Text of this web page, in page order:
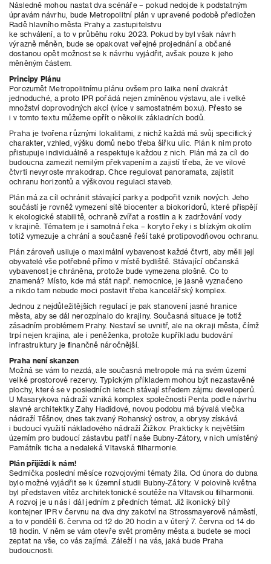
Následně mohou nastat dva scénáře – pokud nedojde k podstatným
úpravám návrhu, bude Metropolitní plán v upravené podobě předložen
Radě hlavního města Prahy a zastupitelstvu
ke schválení, a to v průběhu roku 2023. Pokud by byl však návrh
výrazně měněn, bude se opakovat veřejné projednání a občané
dostanou opět možnost se k návrhu vyjádřit, avšak pouze k jeho
měněným částem.
Principy Plánu
Porozumět Metropolitnímu plánu ovšem pro laika není dvakrát
jednoduché, a proto IPR pořádá nejen zmíněnou výstavu, ale i velké
množství doprovodných akcí (více v samostatném boxu). Přesto se
i v tomto textu můžeme opřít o několik základních bodů.
Praha je tvořena různými lokalitami, z nichž každá má svůj specifický
charakter, vzhled, výšku domů nebo třeba šířku ulic. Plán k nim proto
přistupuje individuálně a respektuje každou z nich. Plán má za cíl do
budoucna zamezit nemilým překvapením a zajistí třeba, že ve vilové
čtvrti nevyroste mrakodrap. Chce regulovat panoramata, zajistit
ochranu horizontů a výškovou regulaci staveb.
Plán má za cíl ochránit stávající parky a podpořit vznik nových. Jeho
součástí je rovněž vymezení sítě biocenter a biokoridorů, které přispějí
k ekologické stabilitě, ochraně zvířat a rostlin a k zadržování vody
v krajině. Tématem je i samotná řeka – koryto řeky i s blízkým okolím
totiž vymezuje a chrání a současně řeší také protipovodňovou ochranu.
Plán zároveň usiluje o maximální vybavenost každé čtvrti, aby měli její
obyvatelé vše potřebné přímo v místě bydliště. Stávající občanská
vybavenost je chráněna, protože bude vymezena plošně. Co to
znamená? Místo, kde má stát např. nemocnice, je jasně vyznačeno
a nikdo tam nebude moci postavit třeba kancelářský komplex.
Jednou z nejdůležitějších regulací je pak stanovení jasné hranice
města, aby se dál nerozpínalo do krajiny. Současná situace je totiž
zásadním problémem Prahy. Nestaví se uvnitř, ale na okraji města, čímž
trpí nejen krajina, ale i peněženka, protože kupříkladu budování
infrastruktury je finančně náročnější.
Praha není skanzen
Možná se vám to nezdá, ale současná metropole má na svém území
velké prostorové rezervy. Typickým příkladem mohou být nezastavěné
plochy, které se v posledních letech stávají středem zájmu developerů.
U Masarykova nádraží vzniká komplex společnosti Penta podle návrhu
slavné architektky Zahy Hadidové, novou podobu má bývalá vlečka
nádraží Těšnov, dnes takzvaný Rohanský ostrov, a obrysy získává
i budoucí využití nákladového nádraží Žižkov. Prakticky k největším
územím pro budoucí zástavbu patří naše Bubny-Zátory, v nich umístěný
Památník ticha a nedaleká Vltavská filharmonie.
Plán přijíždí k nám!
Sedmička poslední měsíce rozvojovými tématy žila. Od února do dubna
bylo možné vyjádřit se k územní studii Bubny-Zátory. V polovině května
byl představen vítěz architektonické soutěže na Vltavskou filharmonii.
A rozvoj je u nás i dál jedním z předních témat. Již ikonický bílý
kontejner IPR v červnu na dva dny zakotví na Strossmayerově náměstí,
a to v pondělí 6. června od 12 do 20 hodin a v úterý 7. června od 14 do
18 hodin. V něm se vám otevře svět proměny města a budete se moci
zeptat na vše, co vás zajímá. Záleží i na vás, jaká bude Praha
budoucnosti.